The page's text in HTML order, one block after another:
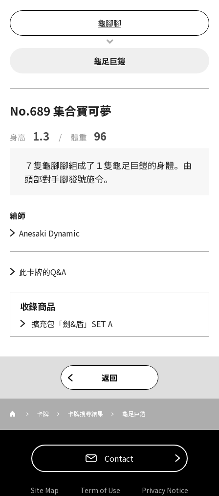
龜腳腳
龜足巨鎧
No.689 集合寶可夢
身高 1.3 / 體重 96
７隻龜腳腳組成了１隻龜足巨鎧的身體。由
頭部對手腳發號施令。
繪師
Anesaki Dynamic
此卡牌的Q&A
收錄商品
擴充包「劍&盾」SET A
返回
卡牌 卡牌搜尋結果 龜足巨鎧
Contact
Site Map Term of Use Privacy Notice